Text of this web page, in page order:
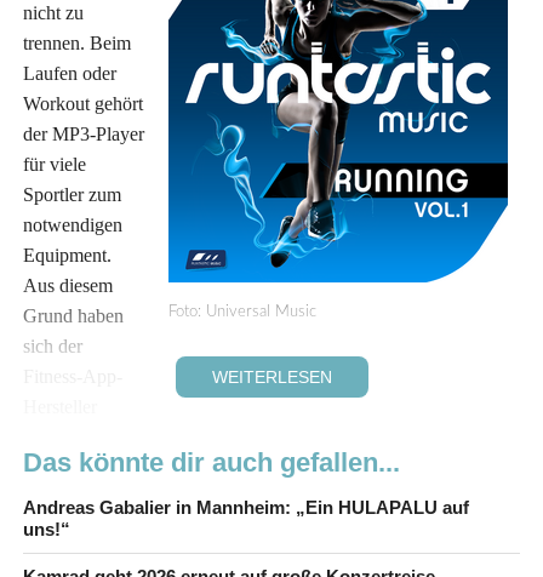
Foto: Universal Music
nicht zu
trennen. Beim
Laufen oder
Workout gehört
der MP3-Player
für viele
Sportler zum
notwendigen
Equipment.
Aus diesem
Grund haben
sich der
der Laufsaison eine speziell auf Läufer zugeschnittene Musik-
Compilation zusammengestellt. „
Runtastic Music – Running
Vol. 1
fitness-fokussierte Produkte und Formate der Kooperation des
WEITERLESEN
Das könnte dir auch gefallen...
Andreas Gabalier in Mannheim: „Ein HULAPALU auf
uns!“